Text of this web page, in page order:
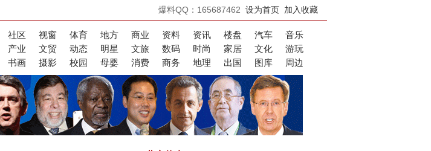
爆料QQ：165687462 设为首页 加入收藏
社区 视窗 体育 地方 商业 资料 资讯 楼盘 汽车
音乐
产业 文贸 动态 明星 文旅 数码 时尚 家居 文化
游玩
书画 摄影 校园 母婴 消费 商务 地理 出国 图库 周边